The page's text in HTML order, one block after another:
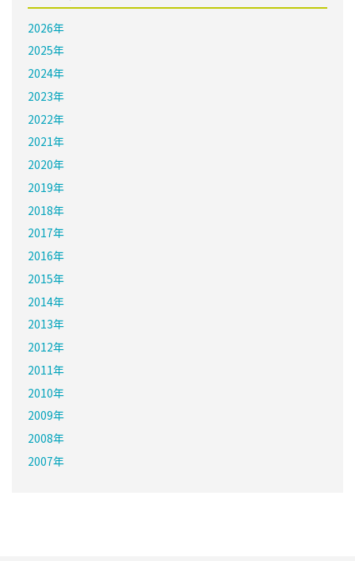
2026年
2025年
2024年
2023年
2022年
2021年
2020年
2019年
2018年
2017年
2016年
2015年
2014年
2013年
2012年
2011年
2010年
2009年
2008年
2007年